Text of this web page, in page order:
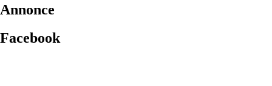
Annonce
Facebook